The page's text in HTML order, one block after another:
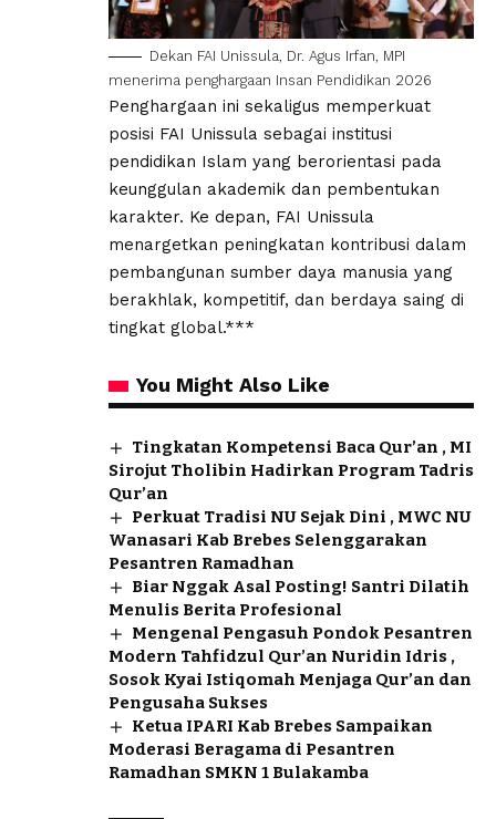
Dekan FAI Unissula, Dr. Agus Irfan, MPI
menerima penghargaan Insan Pendidikan 2026
Penghargaan ini sekaligus memperkuat
posisi FAI Unissula sebagai institusi
pendidikan Islam yang berorientasi pada
keunggulan akademik dan pembentukan
karakter. Ke depan, FAI Unissula
menargetkan peningkatan kontribusi dalam
pembangunan sumber daya manusia yang
berakhlak, kompetitif, dan berdaya saing di
tingkat global.***
You Might Also Like
Tingkatan Kompetensi Baca Qur’an , MI
Sirojut Tholibin Hadirkan Program Tadris
Qur’an
Perkuat Tradisi NU Sejak Dini , MWC NU
Wanasari Kab Brebes Selenggarakan
Pesantren Ramadhan
Biar Nggak Asal Posting! Santri Dilatih
Menulis Berita Profesional
Mengenal Pengasuh Pondok Pesantren
Modern Tahfidzul Qur’an Nuridin Idris ,
Sosok Kyai Istiqomah Menjaga Qur’an dan
Pengusaha Sukses
Ketua IPARI Kab Brebes Sampaikan
Moderasi Beragama di Pesantren
Ramadhan SMKN 1 Bulakamba